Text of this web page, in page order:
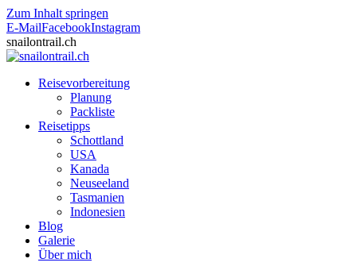
Zum Inhalt springen
E-MailFacebookInstagram
snailontrail.ch
Reisevorbereitung
Planung
Packliste
Reisetipps
Schottland
USA
Kanada
Neuseeland
Tasmanien
Indonesien
Blog
Galerie
Über mich